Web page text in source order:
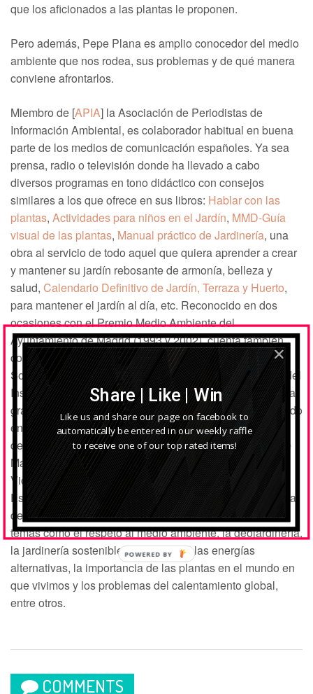
que los aficionados a las plantas le proponen.
Pero además, Pepe Plana es amplio conocedor del medio
ambiente que nos rodea, sus problemas y de qué manera
conviene afrontarlos.
Miembro de [APIA] la Asociación de Periodistas de
Información Ambiental, es colaborador habitual en buena
parte de los medios de comunicación españoles. Ya sea
prensa, radio o televisión donde ha llevado a cabo
diversos programas en tono didáctico con consejos
similares a los que ofrece en sus libros: Hablar con las
plantas, Actividades para niños en el Jardín, MMD-Guía
visual de las plantas, Manual práctico de Jardinería, una
obra al servicio de todo aquel que quiera aprender a crear
y mantener su jardín rebosante de armonía, belleza y
salud, Calendario Definitivo de Jardín, Terraza y Huerto,
para mantener el jardín al día, etc. Reconocido en dos
ocasiones con el Premio Medio Ambiente del
Ayuntamiento de Madrid (1993 y 2002), cuenta también
con el PremioEcovidrio2002 y el Premio Nacional
SostenibilidadISR-CER 2005. Es además colaborador del
Instituto Jane Goodall para mostrar los jardines urbanos al
gran público (programa BIODIVERCIUDAD ) y ha trabajado
en proyectos de alta envergadura como el diseño y la
decoración de los jardines de la T4S en el aeropuerto de
Madrid. Empresario de Jardinería (Cuidaplantas, CB
) y
Vicepresidente para Comunicación de la Sociedad
Española de Horticultura, patronal del Sector, Pepe Plana
dedica también su tiempo a impartir conferencias sobre
temas como el respeto al medio ambiente, la geojardinería,
la jardinería sostenible, los residuos, las energías
alternativas, la importancia de las plantas en el mundo en
que vivimos y los problemas del calentamiento global,
entre otros.
COMMENTS
Share | Like | Win
Like us and share our page on facebook to
automatically be entered in our weekly raffle
to receive one of our top rated items!
POWERED BY